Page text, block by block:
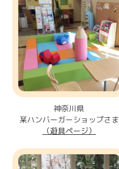
神奈川県
某ハンバーガーショップさま
（遊具ページ）